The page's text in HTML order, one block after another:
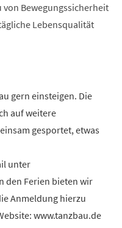
Bewegungssicherheit
Lebensqualität
gern einsteigen. Die
auf weitere
gesportet, etwas
unter
den Ferien bieten wir
Anmeldung hierzu
www.tanzbau.de